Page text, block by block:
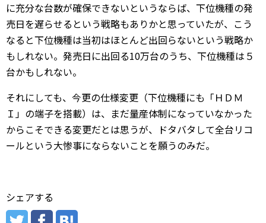
に充分な台数が確保できないというならば、下位機種の発
売日を遅らせるという戦略もありかと思っていたが、こう
なると下位機種は当初はほとんど出回らないという戦略か
もしれない。発売日に出回る10万台のうち、下位機種は５
台かもしれない。
それにしても、今更の仕様変更（下位機種にも「ＨＤＭ
Ｉ」の端子を搭載）は、まだ量産体制になっていなかった
からこそできる変更だとは思うが、ドタバタして全台リコ
ールという大惨事にならないことを願うのみだ。
シェアする